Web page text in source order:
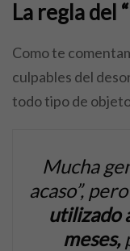
La regla del
Como te
culpables del
todo tipo de
Mucha
acaso”,
utilizado
meses,